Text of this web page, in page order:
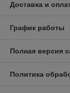
Доставка и
График работы
Полная версия
Политика